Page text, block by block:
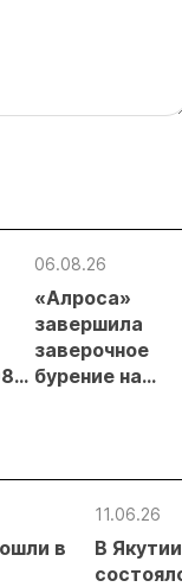
06.08.26
«Алроса»
завершила
заверочное
бурение на
в
11.06.26
В Якутии